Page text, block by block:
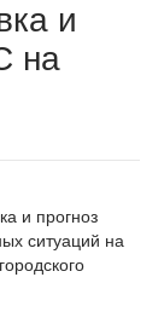
и
на
и прогноз
ситуаций на